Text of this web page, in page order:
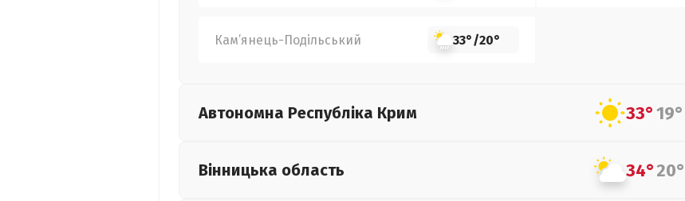
Кам’янець-Подільський 33°/20°
Автономна Республіка Крим 33°19°
Вінницька область 34°20°